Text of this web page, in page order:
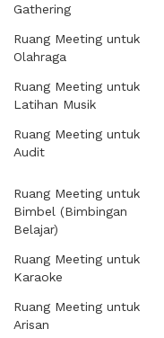
Gathering
Ruang Meeting untuk
Olahraga
Ruang Meeting untuk
Latihan Musik
Ruang Meeting untuk
Audit
Ruang Meeting untuk
Bimbel (Bimbingan
Belajar)
Ruang Meeting untuk
Karaoke
Ruang Meeting untuk
Arisan